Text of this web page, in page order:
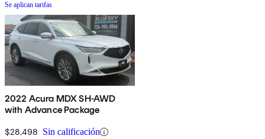
Se aplican tarifas
2022 Acura MDX SH-AWD
with Advance Package
$28,498 Sin calificación